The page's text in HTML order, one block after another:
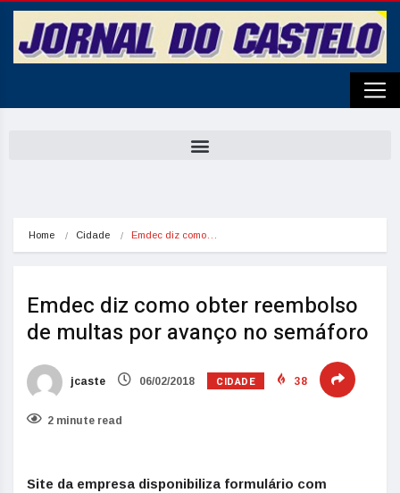
Home Cidade Emdec diz como…
Emdec diz como obter reembolso
de multas por avanço no semáforo
jcaste 06/02/2018 CIDADE 38
2 minute read
Site da empresa disponibiliza formulário com